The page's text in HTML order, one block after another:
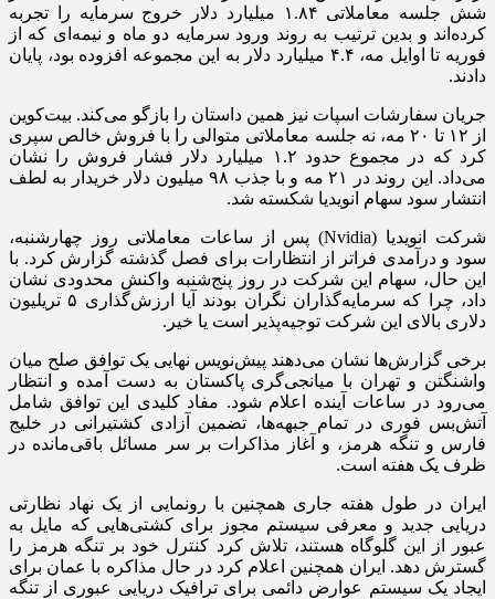
شش جلسه معاملاتی ۱.۸۴ میلیارد دلار خروج سرمایه را تجربه
کرده‌اند و بدین ترتیب به روند ورود سرمایه دو ماه و نیمه‌ای که از
فوریه تا اوایل مه، ۴.۴ میلیارد دلار به این مجموعه افزوده بود، پایان
دادند.
جریان سفارشات اسپات نیز همین داستان را بازگو می‌کند. بیت‌کوین
از ۱۲ تا ۲۰ مه، نه جلسه معاملاتی متوالی را با فروش خالص سپری
کرد که در مجموع حدود ۱.۲ میلیارد دلار فشار فروش را نشان
می‌داد. این روند در ۲۱ مه و با جذب ۹۸ میلیون دلار خریدار به لطف
انتشار سود سهام انویدیا شکسته شد.
شرکت انویدیا (Nvidia) پس از ساعات معاملاتی روز چهارشنبه،
سود و درآمدی فراتر از انتظارات برای فصل گذشته گزارش کرد. با
این حال، سهام این شرکت در روز پنج‌شنبه واکنش محدودی نشان
داد، چرا که سرمایه‌گذاران نگران بودند آیا ارزش‌گذاری ۵ تریلیون
دلاری بالای این شرکت توجیه‌پذیر است یا خیر.
برخی گزارش‌ها نشان می‌دهند پیش‌نویس نهایی یک توافق صلح میان
واشنگتن و تهران با میانجی‌گری پاکستان به دست آمده و انتظار
می‌رود در ساعات آینده اعلام شود. مفاد کلیدی این توافق شامل
آتش‌بس فوری در تمام جبهه‌ها، تضمین آزادی کشتیرانی در خلیج
فارس و تنگه هرمز، و آغاز مذاکرات بر سر مسائل باقی‌مانده در
ظرف یک هفته است.
ایران در طول هفته جاری همچنین با رونمایی از یک نهاد نظارتی
دریایی جدید و معرفی سیستم مجوز برای کشتی‌هایی که مایل به
عبور از این گلوگاه هستند، تلاش کرد کنترل خود بر تنگه هرمز را
گسترش دهد. ایران همچنین اعلام کرد در حال مذاکره با عمان برای
ایجاد یک سیستم عوارض دائمی برای ترافیک دریایی عبوری از تنگه